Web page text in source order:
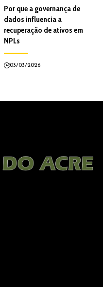
Por que a governança de
dados influencia a
recuperação de ativos em
NPLs
03/03/2026